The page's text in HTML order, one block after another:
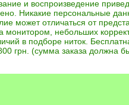
и воспроизведение
Никакие персональные
может отличаться от
монитором, небольших
в подборе ниток.
грн. (сумма заказа должна